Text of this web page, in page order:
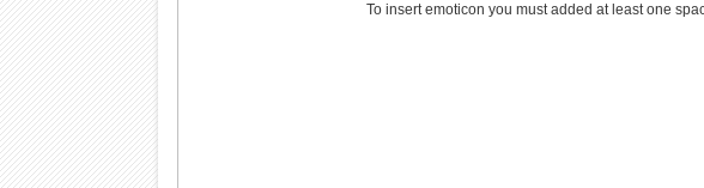
To insert emoticon you must added at least one